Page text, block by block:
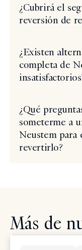
¿Cubrirá el
reversión de
¿Existen
completa de
¿Qué
someterme a
Neustem para
revertirlo?
Más de